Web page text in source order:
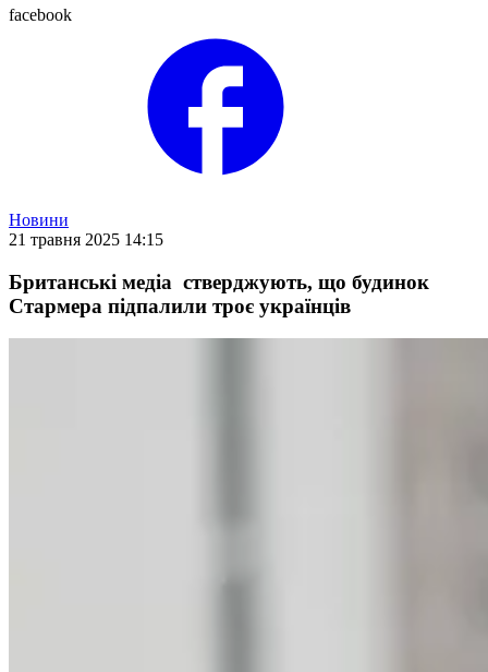
facebook
Новини
21 травня 2025 14:15
Британські медіа стверджують, що будинок
Стармера підпалили троє українців